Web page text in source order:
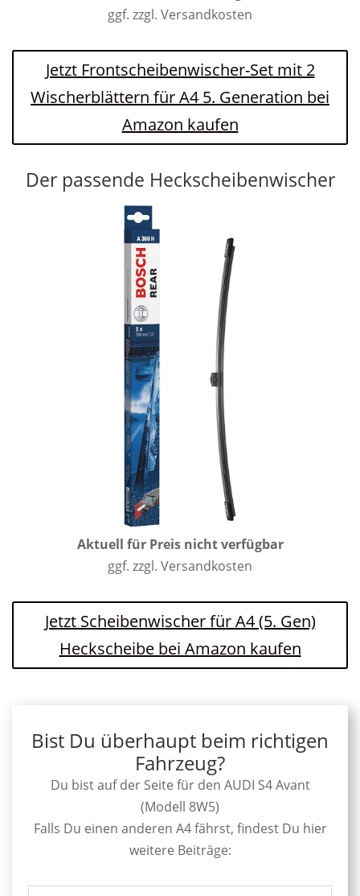
ggf. zzgl. Versandkosten
Jetzt Frontscheibenwischer-Set mit 2
Wischerblättern für A4 5. Generation bei
Amazon kaufen
Der passende Heckscheibenwischer
Aktuell für Preis nicht verfügbar
ggf. zzgl. Versandkosten
Jetzt Scheibenwischer für A4 (5. Gen)
Heckscheibe bei Amazon kaufen
Bist Du überhaupt beim richtigen
Fahrzeug?
Du bist auf der Seite für den AUDI S4 Avant
(Modell 8W5)
Falls Du einen anderen A4 fährst, findest Du hier
weitere Beiträge: